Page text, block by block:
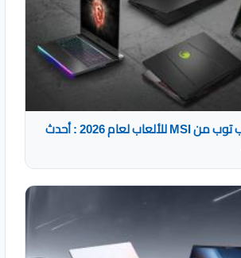
أفضل أجهزة اللاب توب من MSI للألعاب لعام 2026 : أحدث